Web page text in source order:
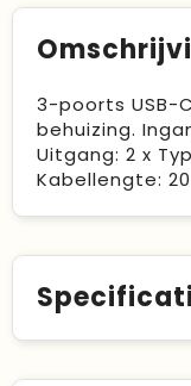
3-poorts USB-
behuizing.
Uitgang: 2 x
Kabellengte: